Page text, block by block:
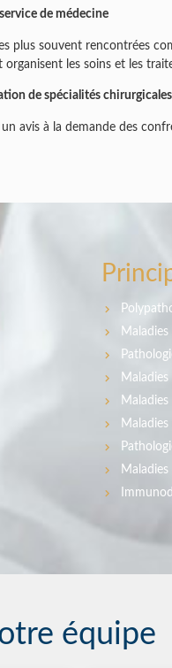
de médecine
plus souvent rencontrées
organisent les soins et les
de spécialités
avis à la demande des
équipe